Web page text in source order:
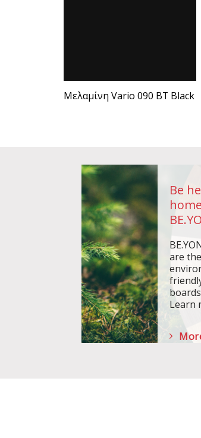
Μελαμίνη Vario 090 BT Black
Be
are
Learn